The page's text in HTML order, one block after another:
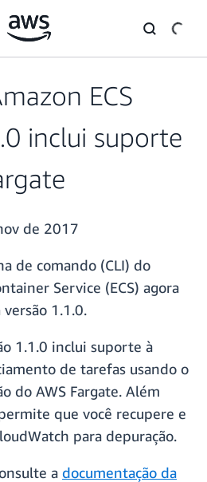
ECS
inclui suporte
de 2017
de comando (CLI) do
Service (ECS) agora
1.1.0.
1.1.0 inclui suporte à
de tarefas usando o
do AWS Fargate. Além
que você recupere e
para depuração.
a documentação da